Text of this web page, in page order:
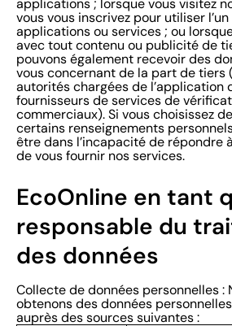
applications ; lorsque vous visitez
vous vous inscrivez pour utiliser
applications ou services ; ou
avec tout contenu ou publicité de
pouvons également recevoir des
vous concernant de la part de tiers
autorités chargées de l’application
fournisseurs de services de
commerciaux). Si vous choisissez
certains renseignements
être dans l’incapacité de répondre
de vous fournir nos services.
EcoOnline en tant
responsable du
des données
Collecte de données personnelles :
obtenons des données
auprès des sources suivantes :